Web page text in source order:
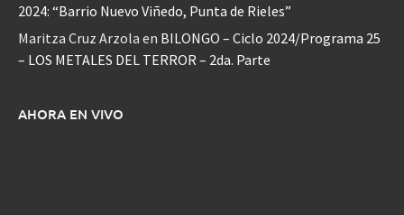
2024: “Barrio Nuevo Viñedo, Punta de Rieles”
Maritza Cruz Arzola en BILONGO – Ciclo 2024/Programa 25
– LOS METALES DEL TERROR – 2da. Parte
AHORA EN VIVO